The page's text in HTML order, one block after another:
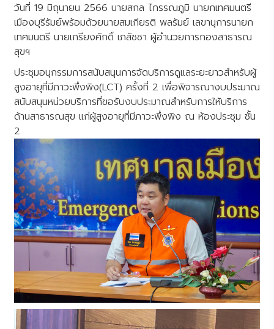
วันที่ 19 มิถุนายน 2566 นายสกล ไกรรณภูมิ นายกเทศมนตรี
เมืองบุรีรัมย์พร้อมด้วยนายสมเกียรติ พลรัมย์ เลขานุการนายก
เทศมนตรี นายเกรียงศักดิ์ เภสัชชา ผู้อำนวยการกองสาธารณ
สุขฯ
ประชุมอนุกรรมการสนับสนุนการจัดบริการดูแลระยะยาวสำหรับผู้
สูงอายุที่มีภาวะพึ่งพิง(LCT) ครั้งที่ 2 เพื่อพิจารณางบประมาณ
สนับสนุนหน่วยบริการที่ขอรับงบประมาณสำหรับการให้บริการ
ด้านสาธารณสุข แก่ผู้สูงอายุที่มีภาวะพึ่งพิง ณ ห้องประชุม ชั้น
2